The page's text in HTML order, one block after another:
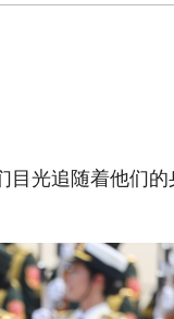
光追随着他们的